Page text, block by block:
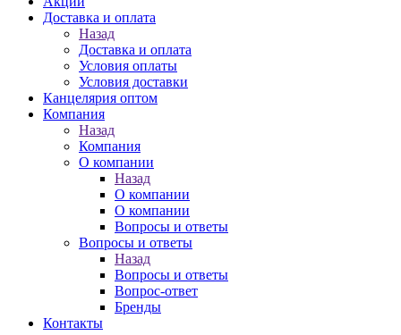
Доставка и оплата
Назад
Доставка и оплата
Условия оплаты
Условия доставки
Канцелярия оптом
Компания
Назад
Компания
О компании
Назад
О компании
О компании
Вопросы и ответы
Вопросы и ответы
Назад
Вопросы и ответы
Вопрос-ответ
Бренды
Контакты